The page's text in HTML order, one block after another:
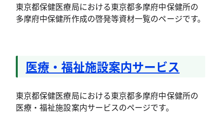
東京都保健医療局における東京都多摩府中保健所の
多摩府中保健所作成の啓発等資材一覧のページです。
医療・福祉施設案内サービス
東京都保健医療局における東京都多摩府中保健所の
医療・福祉施設案内サービスのページです。